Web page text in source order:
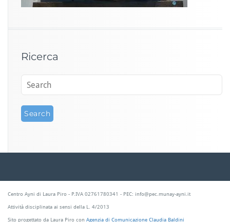
Ricerca
Centro Ayni di Laura Piro - P.IVA 02761780341 - PEC: info@pec.munay-ayni.it
Attività disciplinata ai sensi della L. 4/2013
Sito progettato da Laura Piro con Agenzia di Comunicazione Claudia Baldini